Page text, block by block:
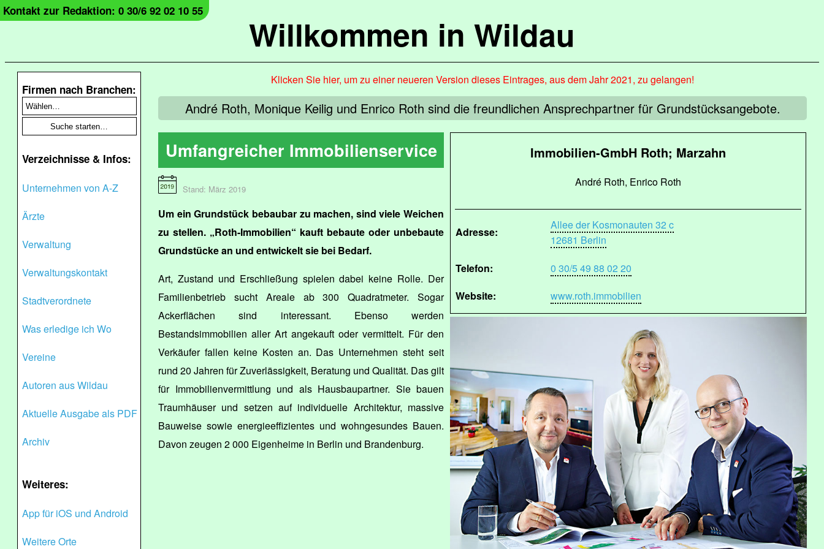
Willkommen in Wildau
Kontakt zur Redaktion: 0 30/6 92 02 10 55
Firmen nach Branchen:
Verzeichnisse & Infos:
Unternehmen von A-Z
Ärzte
Verwaltung
Verwaltungskontakt
Stadtverordnete
Was erledige ich Wo
Vereine
Autoren aus Wildau
Aktuelle Ausgabe als PDF
Archiv
Weiteres:
App für iOS und Android
Weitere Orte
Klicken Sie hier, um zu einer neueren Version dieses Eintrages, aus dem Jahr 2021, zu gelangen!
André Roth, Monique Keilig und Enrico Roth sind die freundlichen Ansprechpartner für Grundstücksangebote.
Immobilien-GmbH Roth; Marzahn
André Roth, Enrico Roth
Adresse:
Allee der Kosmonauten 32 c
12681 Berlin
Telefon:
0 30/5 49 88 02 20
Website:
www.roth.immobilien
Umfangreicher Immobilienservice
Stand: März 2019
Um ein Grundstück bebaubar zu machen, sind viele Weichen
zu stellen. „Roth-Immobilien“ kauft bebaute oder unbebaute
Grundstücke an und entwickelt sie bei Bedarf.
Art, Zustand und Erschließung spielen dabei keine Rolle. Der
Familienbetrieb sucht Areale ab 300 Quadratmeter. Sogar
Ackerflächen sind interessant. Ebenso werden
Bestandsimmobilien aller Art angekauft oder vermittelt. Für den
Verkäufer fallen keine Kosten an. Das Unternehmen steht seit
rund 20 Jahren für Zuverlässigkeit, Beratung und Qualität. Das gilt
für Immobilienvermittlung und als Hausbaupartner. Sie bauen
Traumhäuser und setzen auf individuelle Architektur, massive
Bauweise sowie energieeffizientes und wohngesundes Bauen.
Davon zeugen 2 000 Eigenheime in Berlin und Brandenburg.